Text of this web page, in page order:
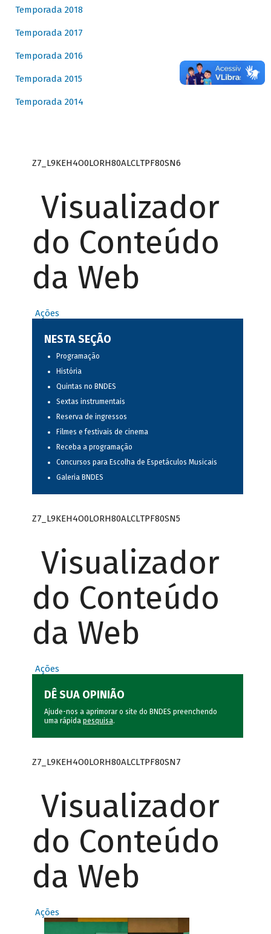
Temporada 2018
Temporada 2017
Temporada 2016
Temporada 2015
Temporada 2014
Z7_L9KEH4O0LORH80ALCLTPF80SN6
Visualizador
do Conteúdo
da Web
Ações
NESTA SEÇÃO
Programação
História
Quintas no BNDES
Sextas instrumentais
Reserva de ingressos
Filmes e festivais de cinema
Receba a programação
Concursos para Escolha de Espetáculos Musicais
Galeria BNDES
Z7_L9KEH4O0LORH80ALCLTPF80SN5
Visualizador
do Conteúdo
da Web
Ações
DÊ SUA OPINIÃO
Ajude-nos a aprimorar o site do BNDES preenchendo
uma rápida pesquisa.
Z7_L9KEH4O0LORH80ALCLTPF80SN7
Visualizador
do Conteúdo
da Web
Ações